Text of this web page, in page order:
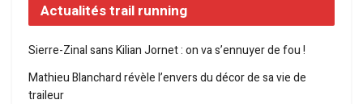
Actualités trail running
Sierre-Zinal sans Kilian Jornet : on va s’ennuyer de fou !
Mathieu Blanchard révèle l’envers du décor de sa vie de
traileur